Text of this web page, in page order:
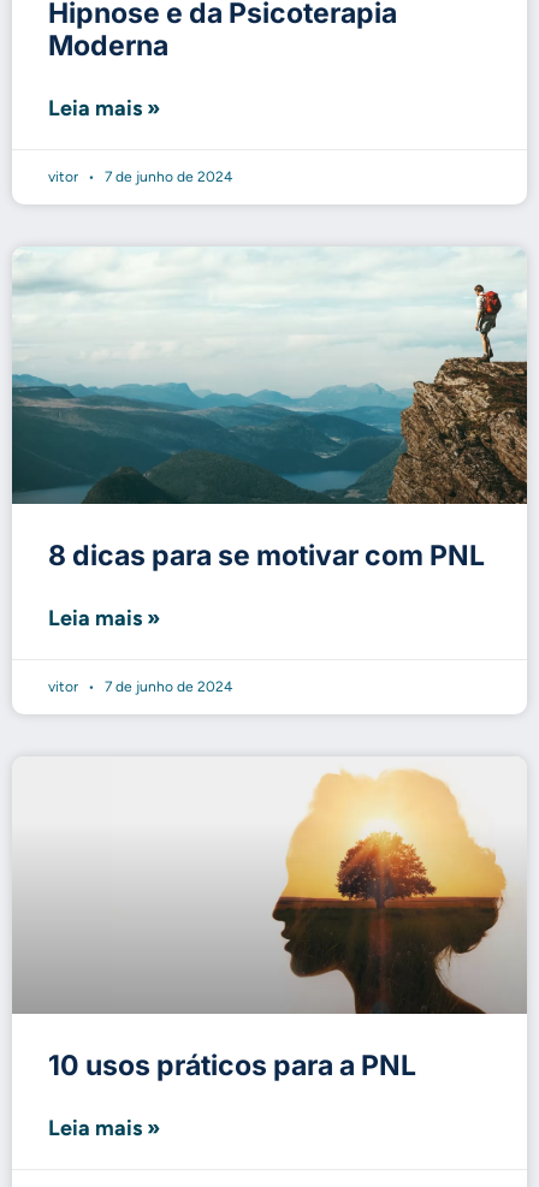
Hipnose e da Psicoterapia
Moderna
Leia mais »
vitor 7 de junho de 2024
8 dicas para se motivar com PNL
Leia mais »
vitor 7 de junho de 2024
10 usos práticos para a PNL
Leia mais »